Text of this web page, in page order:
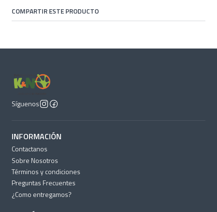
COMPARTIR ESTE PRODUCTO
Síguenos
INFORMACIÓN
Contactanos
Sobre Nosotros
Términos y condiciones
Preguntas Frecuentes
¿Como entregamos?